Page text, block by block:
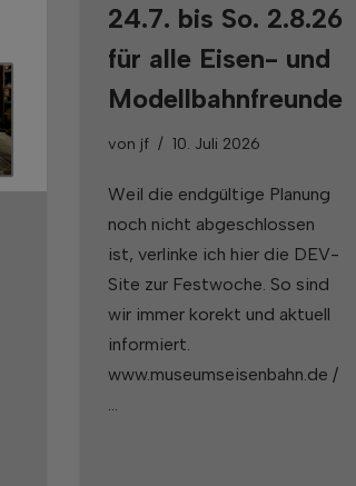
24.7. bis So. 2.8.26
für alle Eisen- und
Modellbahnfreunde
von jf 10. Juli 2026
Weil die endgültige Planung
noch nicht abgeschlossen
ist, verlinke ich hier die DEV-
Site zur Festwoche. So sind
wir immer korekt und aktuell
informiert.
www.museumseisenbahn.de /